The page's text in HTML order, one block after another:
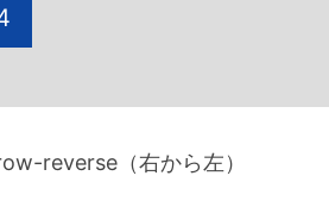
reverse（右から左）